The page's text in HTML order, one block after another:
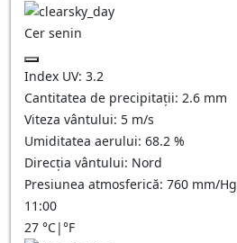
Cer senin
Index UV: 3.2
Cantitatea de precipitații: 2.6 mm
Viteza vântului: 5 m/s
Umiditatea aerului: 68.2 %
Direcția vântului: Nord
Presiunea atmosferică: 760 mm/Hg
11:00
27 °C|°F